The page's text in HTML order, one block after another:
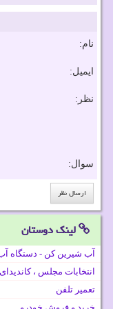
نام:
ایمیل:
نظر:
سوال:
لینک دوستان
آب شیرین کن - دستگاه
انتخابات مجلس ،
تعمیر تلفن